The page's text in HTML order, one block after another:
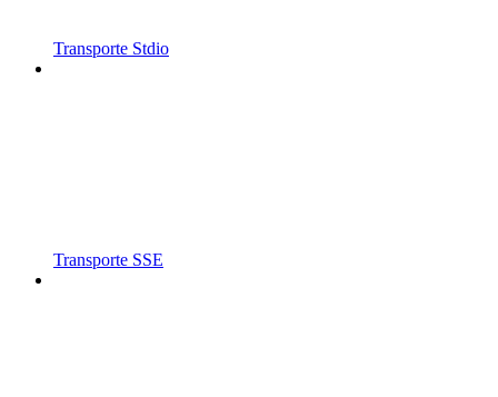
Transporte Stdio
Transporte SSE